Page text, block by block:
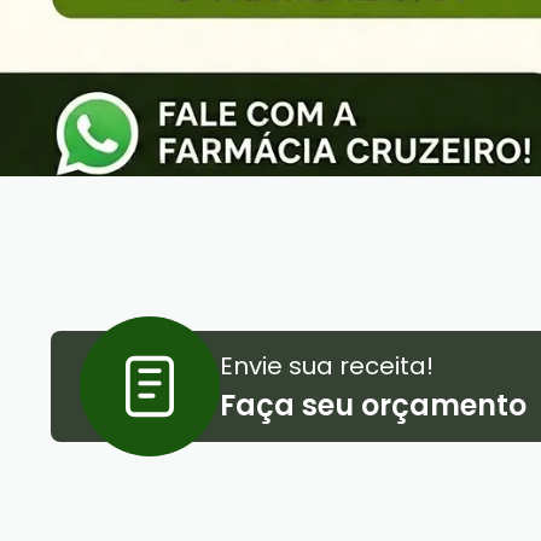
Envie sua receita!
Faça seu orçamento